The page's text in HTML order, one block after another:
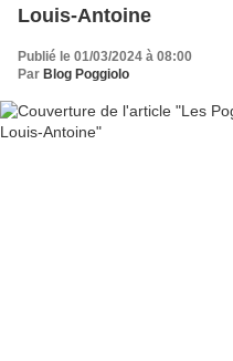
Louis-Antoine
Publié le 01/03/2024 à 08:00
Par Blog Poggiolo